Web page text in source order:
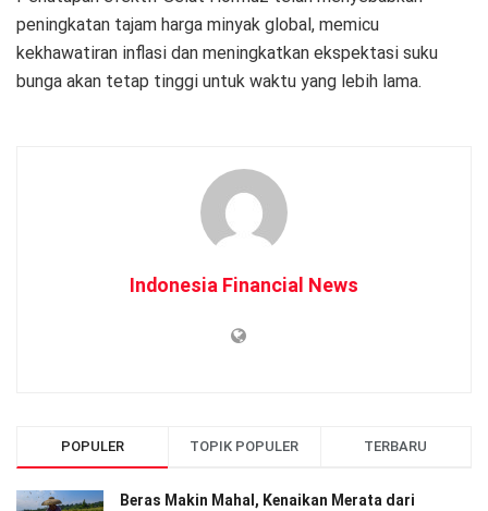
peningkatan tajam harga minyak global, memicu
kekhawatiran inflasi dan meningkatkan ekspektasi suku
bunga akan tetap tinggi untuk waktu yang lebih lama.
Indonesia Financial News
POPULER TOPIK POPULER TERBARU
Beras Makin Mahal, Kenaikan Merata dari